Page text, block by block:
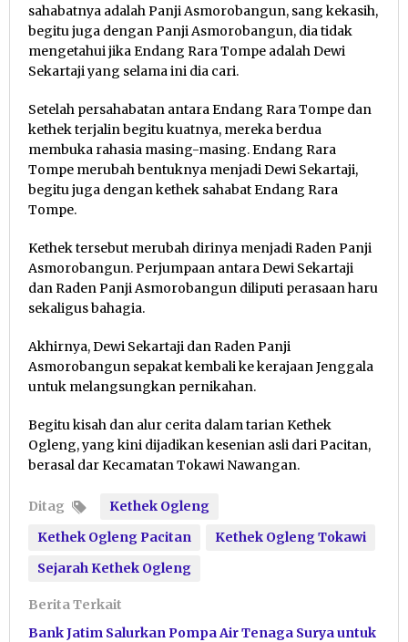
sahabatnya adalah Panji Asmorobangun, sang kekasih,
begitu juga dengan Panji Asmorobangun, dia tidak
mengetahui jika Endang Rara Tompe adalah Dewi
Sekartaji yang selama ini dia cari.
Setelah persahabatan antara Endang Rara Tompe dan
kethek terjalin begitu kuatnya, mereka berdua
membuka rahasia masing-masing. Endang Rara
Tompe merubah bentuknya menjadi Dewi Sekartaji,
begitu juga dengan kethek sahabat Endang Rara
Tompe.
Kethek tersebut merubah dirinya menjadi Raden Panji
Asmorobangun. Perjumpaan antara Dewi Sekartaji
dan Raden Panji Asmorobangun diliputi perasaan haru
sekaligus bahagia.
Akhirnya, Dewi Sekartaji dan Raden Panji
Asmorobangun sepakat kembali ke kerajaan Jenggala
untuk melangsungkan pernikahan.
Begitu kisah dan alur cerita dalam tarian Kethek
Ogleng, yang kini dijadikan kesenian asli dari Pacitan,
berasal dar Kecamatan Tokawi Nawangan.
Ditag
Kethek Ogleng
Kethek Ogleng Pacitan
Kethek Ogleng Tokawi
Sejarah Kethek Ogleng
Berita Terkait
Bank Jatim Salurkan Pompa Air Tenaga Surya untuk